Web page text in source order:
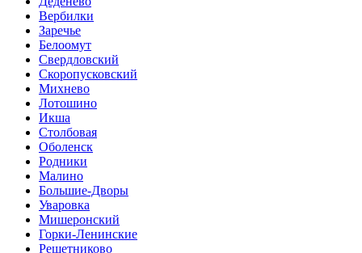
Вербилки
Заречье
Белоомут
Свердловский
Скоропусковский
Михнево
Лотошино
Икша
Столбовая
Оболенск
Родники
Малино
Большие-Дворы
Уваровка
Мишеронский
Горки-Ленинские
Решетниково